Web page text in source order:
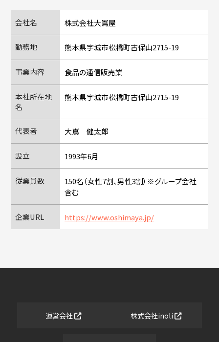
会社名 株式会社大嶌屋
勤務地 熊本県宇城市松橋町古保山2715-19
事業内容 食品の通信販売業
本社所在地
名
熊本県宇城市松橋町古保山2715-19
代表者 大嶌 健太郎
設立 1993年6月
従業員数
150名（女性7割、男性3割）※グループ会社
含む
企業URL https://www.oshimaya.jp/
運営会社 株式会社inoli